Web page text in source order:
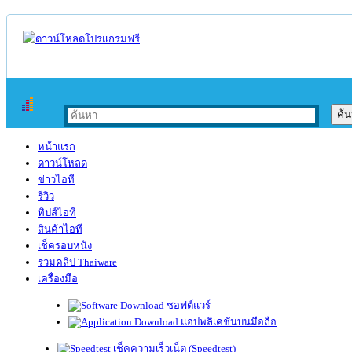
หน้าแรก
ดาวน์โหลด
ข่าวไอที
รีวิว
ทิปส์ไอที
สินค้าไอที
เช็ครอบหนัง
รวมคลิป Thaiware
เครื่องมือ
ซอฟต์แวร์
แอปพลิเคชันบนมือถือ
เช็คความเร็วเน็ต (Speedtest)